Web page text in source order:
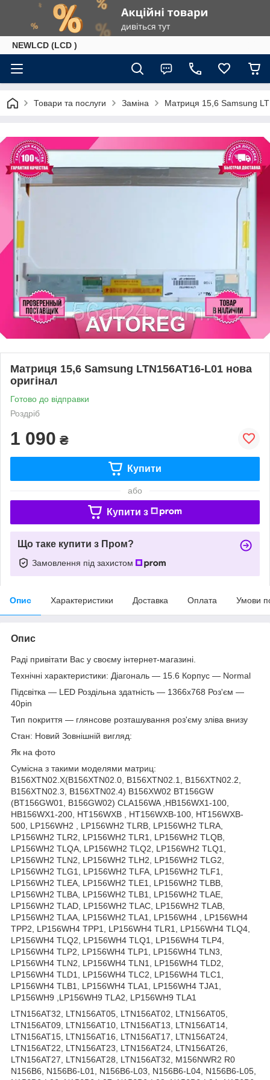
NEWLCD (LCD )
Товари та послуги Заміна Матриця 15,6 Samsung
Матриця 15,6 Samsung LTN156AT16-L01 нова
оригінал
Готово до відправки
Роздріб
1 090 ₴
Купити
або
Купити з
Що таке купити з Пром?
Замовлення під захистом
Опис Характеристики Доставка Оплата Умови
Опис
Раді привітати Вас у своєму інтернет-магазині.
Технічні характеристики: Діагональ — 15.6 Корпус — Normal
Підсвітка — LED Роздільна здатність — 1366х768 Роз'єм —
40pin
Тип покриття — глянсове розташування роз'єму зліва внизу
Стан: Новий Зовнішній вигляд:
Як на фото
Сумісна з такими моделями матриц:
B156XTN02.X(B156XTN02.0, B156XTN02.1, B156XTN02.2,
B156XTN02.3, B156XTN02.4) B156XW02 BT156GW
(BT156GW01, B156GW02) CLA156WA ,HB156WX1-100,
HB156WX1-200, HT156WXB , HT156WXB-100, HT156WXB-
500, LP156WH2 , LP156WH2 TLRB, LP156WH2 TLRA,
LP156WH2 TLR2, LP156WH2 TLR1, LP156WH2 TLQB,
LP156WH2 TLQA, LP156WH2 TLQ2, LP156WH2 TLQ1,
LP156WH2 TLN2, LP156WH2 TLH2, LP156WH2 TLG2,
LP156WH2 TLG1, LP156WH2 TLFA, LP156WH2 TLF1,
LP156WH2 TLEA, LP156WH2 TLE1, LP156WH2 TLBB,
LP156WH2 TLBA, LP156WH2 TLB1, LP156WH2 TLAE,
LP156WH2 TLAD, LP156WH2 TLAC, LP156WH2 TLAB,
LP156WH2 TLAA, LP156WH2 TLA1, LP156WH4 , LP156WH4
TPP2, LP156WH4 TPP1, LP156WH4 TLR1, LP156WH4 TLQ4,
LP156WH4 TLQ2, LP156WH4 TLQ1, LP156WH4 TLP4,
LP156WH4 TLP2, LP156WH4 TLP1, LP156WH4 TLN3,
LP156WH4 TLN2, LP156WH4 TLN1, LP156WH4 TLD2,
LP156WH4 TLD1, LP156WH4 TLC2, LP156WH4 TLC1,
LP156WH4 TLB1, LP156WH4 TLA1, LP156WH4 TJA1,
LP156WH9 ,LP156WH9 TLA2, LP156WH9 TLA1
LTN156AT32, LTN156AT05, LTN156AT02, LTN156AT05,
LTN156AT09, LTN156AT10, LTN156AT13, LTN156AT14,
LTN156AT15, LTN156AT16, LTN156AT17, LTN156AT24,
LTN156AT22, LTN156AT23, LTN156AT24, LTN156AT26,
LTN156AT27, LTN156AT28, LTN156AT32, M156NWR2 R0
N156B6, N156B6-L01, N156B6-L03, N156B6-L04, N156B6-L05,